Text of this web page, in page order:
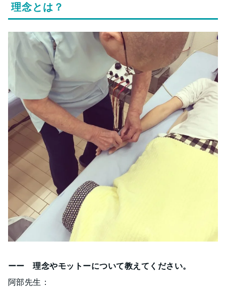
理念とは？
ーー 理念やモットーについて教えてください。
阿部先生：